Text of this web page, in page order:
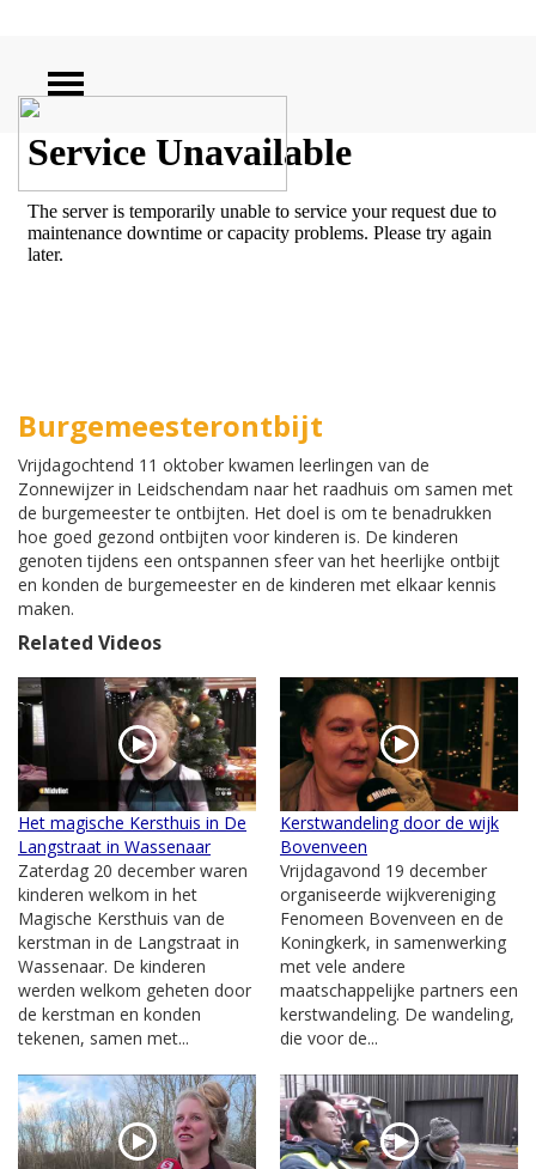
ZOEKEN
Burgemeesterontbijt
Vrijdagochtend 11 oktober kwamen leerlingen van de
Zonnewijzer in Leidschendam naar het raadhuis om samen met
de burgemeester te ontbijten. Het doel is om te benadrukken
hoe goed gezond ontbijten voor kinderen is. De kinderen
genoten tijdens een ontspannen sfeer van het heerlijke ontbijt
en konden de burgemeester en de kinderen met elkaar kennis
maken.
Related Videos
Het magische Kersthuis in De
Langstraat in Wassenaar
Zaterdag 20 december waren
kinderen welkom in het
Magische Kersthuis van de
kerstman in de Langstraat in
Wassenaar. De kinderen
werden welkom geheten door
de kerstman en konden
tekenen, samen met...
Kerstwandeling door de wijk
Bovenveen
Vrijdagavond 19 december
organiseerde wijkvereniging
Fenomeen Bovenveen en de
Koningkerk, in samenwerking
met vele andere
maatschappelijke partners een
kerstwandeling. De wandeling,
die voor de...